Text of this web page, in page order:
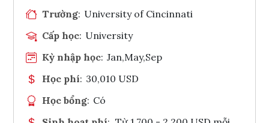
Trường: University of Cincinnati
Cấp học: University
Kỳ nhập học: Jan,May,Sep
Học phí: 30,010 USD
Học bổng: Có